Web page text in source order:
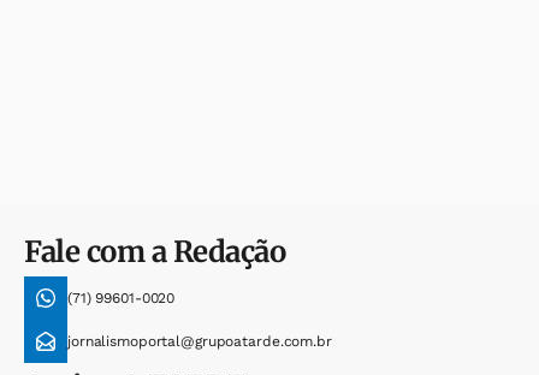
Fale com a Redação
(71) 99601-0020
jornalismoportal@grupoatarde.com.br